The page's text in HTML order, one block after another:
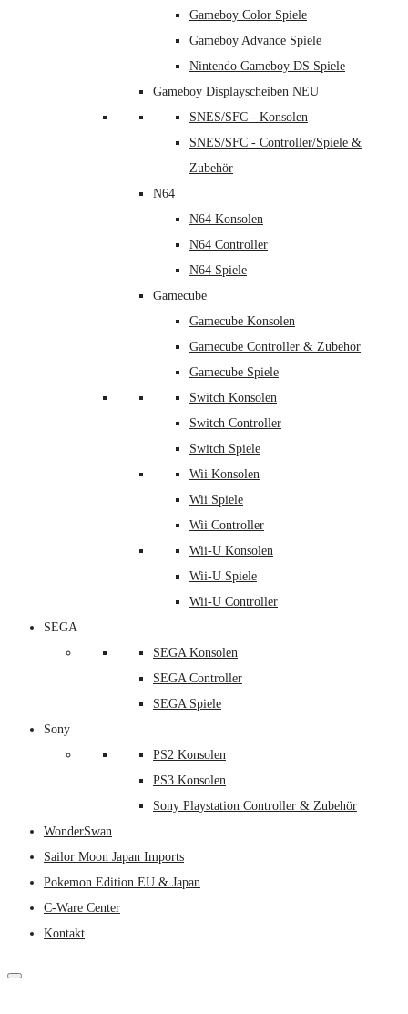
Gameboy Color Spiele
Gameboy Advance Spiele
Nintendo Gameboy DS Spiele
Gameboy Displayscheiben NEU
SNES/SFC - Konsolen
SNES/SFC - Controller/Spiele &
Zubehör
N64
N64 Konsolen
N64 Controller
N64 Spiele
Gamecube
Gamecube Konsolen
Gamecube Controller & Zubehör
Gamecube Spiele
Switch Konsolen
Switch Controller
Switch Spiele
Wii Konsolen
Wii Spiele
Wii Controller
Wii-U Konsolen
Wii-U Spiele
Wii-U Controller
SEGA
SEGA Konsolen
SEGA Controller
SEGA Spiele
Sony
PS2 Konsolen
PS3 Konsolen
Sony Playstation Controller & Zubehör
WonderSwan
Sailor Moon Japan Imports
Pokemon Edition EU & Japan
C-Ware Center
Kontakt